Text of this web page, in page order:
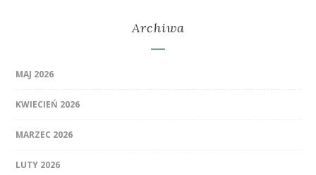
Archiwa
MAJ 2026
KWIECIEŃ 2026
MARZEC 2026
LUTY 2026